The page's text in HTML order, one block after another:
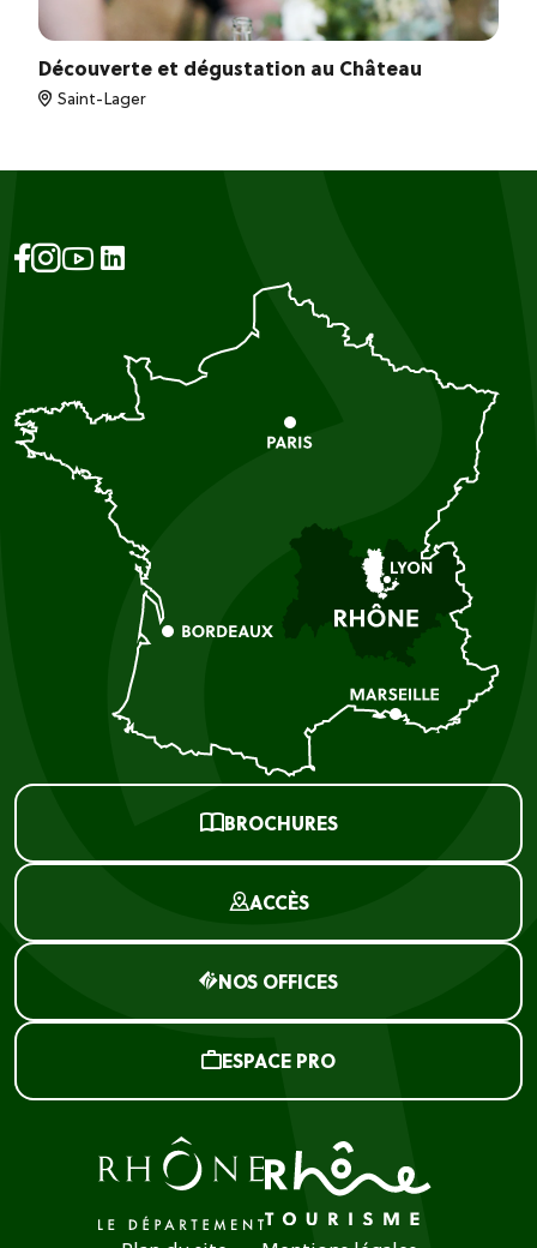
Découverte et dégustation au Château
Saint-Lager
BROCHURES
ACCÈS
NOS OFFICES
ESPACE PRO